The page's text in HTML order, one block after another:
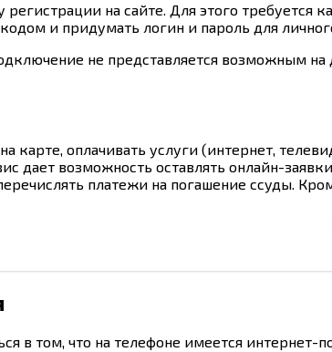
на сайте. Для этого требуется
и придумать логин и пароль для
не представляется возможным
оплачивать услуги (интернет,
дает возможность оставлять онлайн-
платежи на погашение ссуды.
в том, что на телефоне имеется интернет-